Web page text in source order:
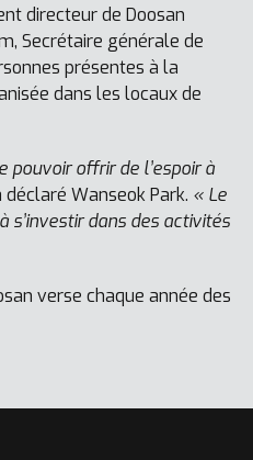
directeur de Doosan
Secrétaire générale de
présentes à la
dans les locaux de
pouvoir offrir de l’espoir à
déclaré Wanseok Park. « Le
s’investir dans des activités
verse chaque année des